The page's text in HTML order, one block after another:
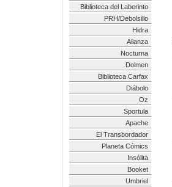
Biblioteca del Laberinto
PRH/Debolsillo
Hidra
Alianza
Nocturna
Dolmen
Biblioteca Carfax
Diábolo
Oz
Sportula
Apache
El Transbordador
Planeta Cómics
Insólita
Booket
Umbriel